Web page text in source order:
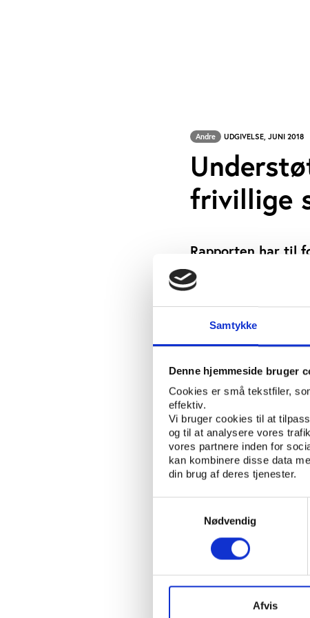
Samtykke
Denne hjemmeside bruger
Cookies er små tekstfiler,
effektiv.
Vi bruger cookies til at
og til at analysere vores
vores partnere inden for
kan kombinere disse data
din brug af deres tjenester.
Nødvendig
Afvis
Andre UDGIVELSE, JUNI 2018
frivillige
Rapporten har til
tværgående
frivillige sociale
SKREVET AF: HELLE HYGUM
ÅBN RAPPORT
UDGIVER: DET NATIONALE
REKVIRENT: SOCIALSTYRELSEN
ANTAL SIDER: 139
ISBN: 978-87-93626-59-1